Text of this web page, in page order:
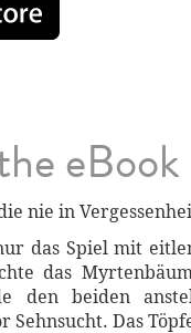
eBook
nie in
das Spiel mit
das
den beiden
Das